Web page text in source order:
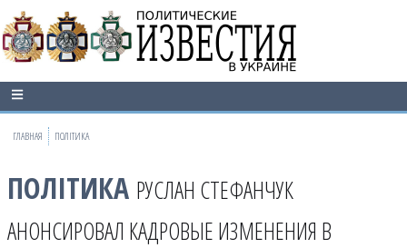
ГЛАВНАЯ ПОЛІТИКА
ПОЛІТИКА РУСЛАН СТЕФАНЧУК
АНОНСИРОВАЛ КАДРОВЫЕ ИЗМЕНЕНИЯ В